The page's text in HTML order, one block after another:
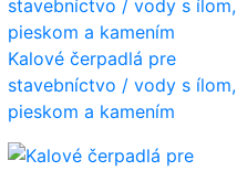
Kalové čerpadlá pre
stavebníctvo / vody s ílom,
pieskom a kamením